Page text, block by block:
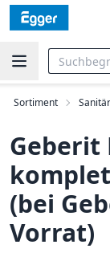
Sortiment
(bei
Vorrat)